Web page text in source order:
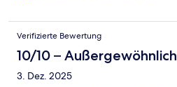
Verifizierte Bewertung
10/10 – Außergewöhnlich
3. Dez. 2025